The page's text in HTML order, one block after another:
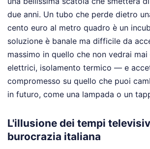
due anni. Un tubo che perde dietro
cento euro al metro quadro è un
soluzione è banale ma difficile da
massimo in quello che non vedrai
elettrici, isolamento termico — e
compromesso su quello che puoi
in futuro, come una lampada o un
L'illusione dei tempi
burocrazia italiana